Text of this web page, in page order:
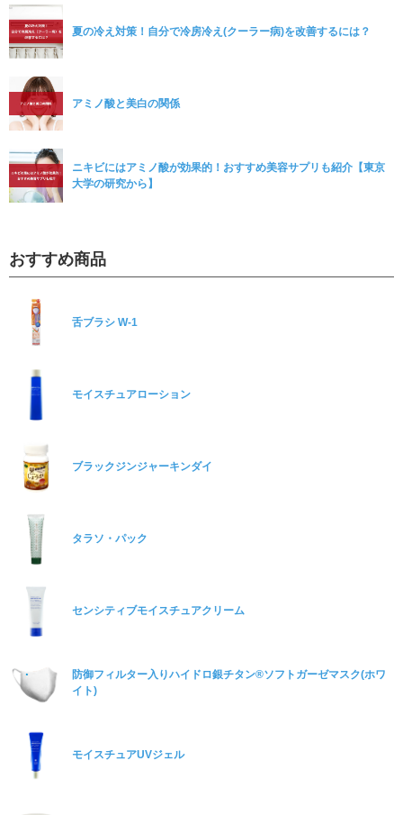
夏の冷え対策！自分で冷房冷え(クーラー病)を改善するには？
アミノ酸と美白の関係
ニキビにはアミノ酸が効果的！おすすめ美容サプリも紹介【東京
大学の研究から】
おすすめ商品
舌ブラシ W-1
モイスチュアローション
ブラックジンジャーキンダイ
タラソ・パック
センシティブモイスチュアクリーム
防御フィルター入りハイドロ銀チタン®ソフトガーゼマスク(ホワ
イト)
モイスチュアUVジェル